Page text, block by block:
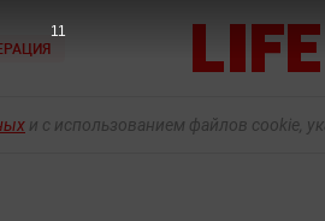
и с использованием файлов cookie,
10